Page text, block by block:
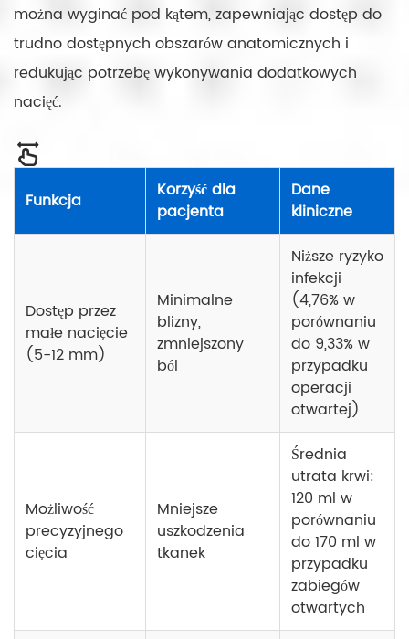
można wyginać pod kątem, zapewniając dostęp do
trudno dostępnych obszarów anatomicznych i
redukując potrzebę wykonywania dodatkowych
nacięć.
Funkcja
Korzyść dla
pacjenta
Dane
kliniczne
Dostęp przez
małe nacięcie
(5-12 mm)
Minimalne
blizny,
zmniejszony
ból
Niższe ryzyko
infekcji
(4,76% w
porównaniu
do 9,33% w
przypadku
operacji
otwartej)
Możliwość
precyzyjnego
cięcia
Mniejsze
uszkodzenia
tkanek
Średnia
utrata krwi:
120 ml w
porównaniu
do 170 ml w
przypadku
zabiegów
otwartych